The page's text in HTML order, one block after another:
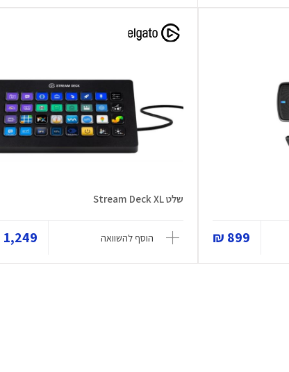
899 ₪
שלט Stream Deck XL
הוסף להשוואה 1,249 ₪